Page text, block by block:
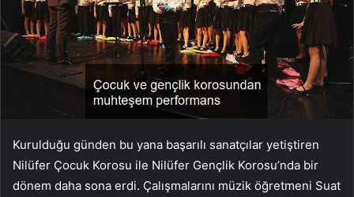
Kurulduğu günden bu yana başarılı sanatçılar yetiştiren
Nilüfer Çocuk Korosu ile Nilüfer Gençlik Korosu’nda bir
dönem daha sona erdi. Çalışmalarını müzik öğretmeni Suat